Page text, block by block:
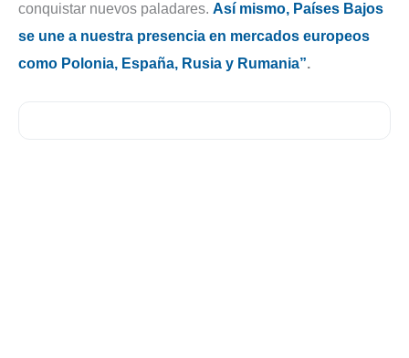
conquistar nuevos paladares. Así mismo, Países Bajos
se une a nuestra presencia en mercados europeos
como Polonia, España, Rusia y Rumania”.